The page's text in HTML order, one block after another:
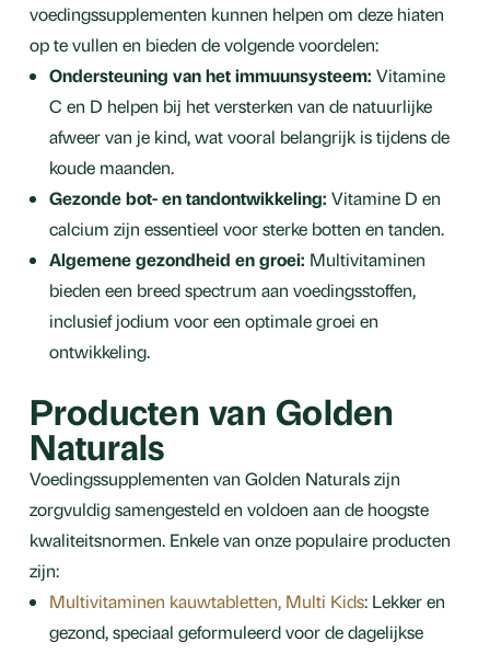
voedingssupplementen kunnen helpen om deze hiaten
op te vullen en bieden de volgende voordelen:
Ondersteuning van het immuunsysteem: Vitamine
C en D helpen bij het versterken van de natuurlijke
afweer van je kind, wat vooral belangrijk is tijdens de
koude maanden.
Gezonde bot- en tandontwikkeling: Vitamine D en
calcium zijn essentieel voor sterke botten en tanden.
Algemene gezondheid en groei: Multivitaminen
bieden een breed spectrum aan voedingsstoffen,
inclusief jodium voor een optimale groei en
ontwikkeling.
Producten van Golden
Naturals
Voedingssupplementen van Golden Naturals zijn
zorgvuldig samengesteld en voldoen aan de hoogste
kwaliteitsnormen. Enkele van onze populaire producten
zijn:
Multivitaminen kauwtabletten, Multi Kids: Lekker en
gezond, speciaal geformuleerd voor de dagelijkse